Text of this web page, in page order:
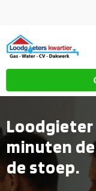
Loodgieter
minuten
de stoep.